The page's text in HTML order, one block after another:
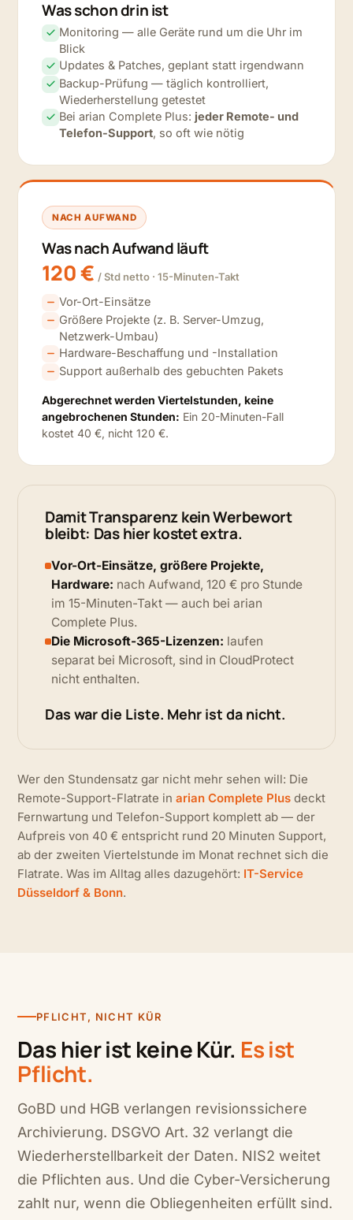
Was schon drin ist
Monitoring — alle Geräte rund um die Uhr im
Blick
Updates & Patches, geplant statt irgendwann
Backup-Prüfung — täglich kontrolliert,
Wiederherstellung getestet
Bei arian Complete Plus: jeder Remote- und
Telefon-Support, so oft wie nötig
NACH AUFWAND
Was nach Aufwand läuft
120 € / Std netto · 15-Minuten-Takt
Vor-Ort-Einsätze
Größere Projekte (z. B. Server-Umzug,
Netzwerk-Umbau)
Hardware-Beschaffung und -Installation
Support außerhalb des gebuchten Pakets
Abgerechnet werden Viertelstunden, keine
angebrochenen Stunden: Ein 20-Minuten-Fall
kostet 40 €, nicht 120 €.
Damit Transparenz kein Werbewort
bleibt: Das hier kostet extra.
Vor-Ort-Einsätze, größere Projekte,
Hardware: nach Aufwand, 120 € pro Stunde
im 15-Minuten-Takt — auch bei arian
Complete Plus.
Die Microsoft-365-Lizenzen: laufen
separat bei Microsoft, sind in CloudProtect
nicht enthalten.
Das war die Liste. Mehr ist da nicht.
Wer den Stundensatz gar nicht mehr sehen will: Die
Remote-Support-Flatrate in arian Complete Plus deckt
Fernwartung und Telefon-Support komplett ab — der
Aufpreis von 40 € entspricht rund 20 Minuten Support,
ab der zweiten Viertelstunde im Monat rechnet sich die
Flatrate. Was im Alltag alles dazugehört: IT-Service
Düsseldorf & Bonn.
PFLICHT, NICHT KÜR
Das hier ist keine Kür. Es ist
Pflicht.
GoBD und HGB verlangen revisionssichere
Archivierung. DSGVO Art. 32 verlangt die
Wiederherstellbarkeit der Daten. NIS2 weitet
die Pflichten aus. Und die Cyber-Versicherung
zahlt nur, wenn die Obliegenheiten erfüllt sind.